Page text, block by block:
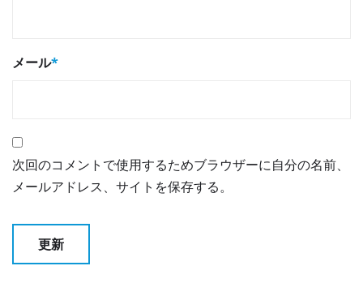
メール*
次回のコメントで使用するためブラウザーに自分の名前、
メールアドレス、サイトを保存する。